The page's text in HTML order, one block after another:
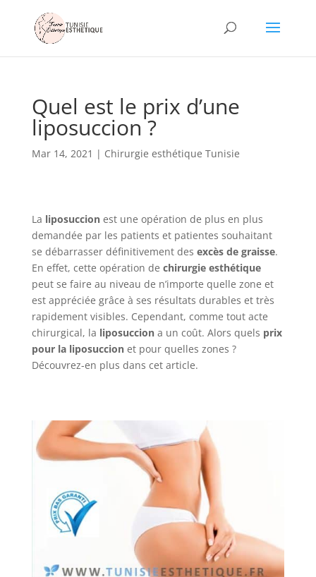
Quel est le prix d’une
liposuccion ?
Mar 14, 2021 | Chirurgie esthétique Tunisie
La liposuccionest une opération de plus en plus
demandée par les patients et patientes souhaitant
se débarrasser définitivement des excès de graisse.
En effet, cette opération de chirurgie esthétique
peut se faire au niveau de n’importe quelle zone et
est appréciée grâce à ses résultats durables et très
rapidement visibles. Cependant, comme tout acte
chirurgical, la liposucciona un coût. Alors quels prix
pour la liposuccionet pour quelles zones ?
Découvrez-en plus dans cet article.